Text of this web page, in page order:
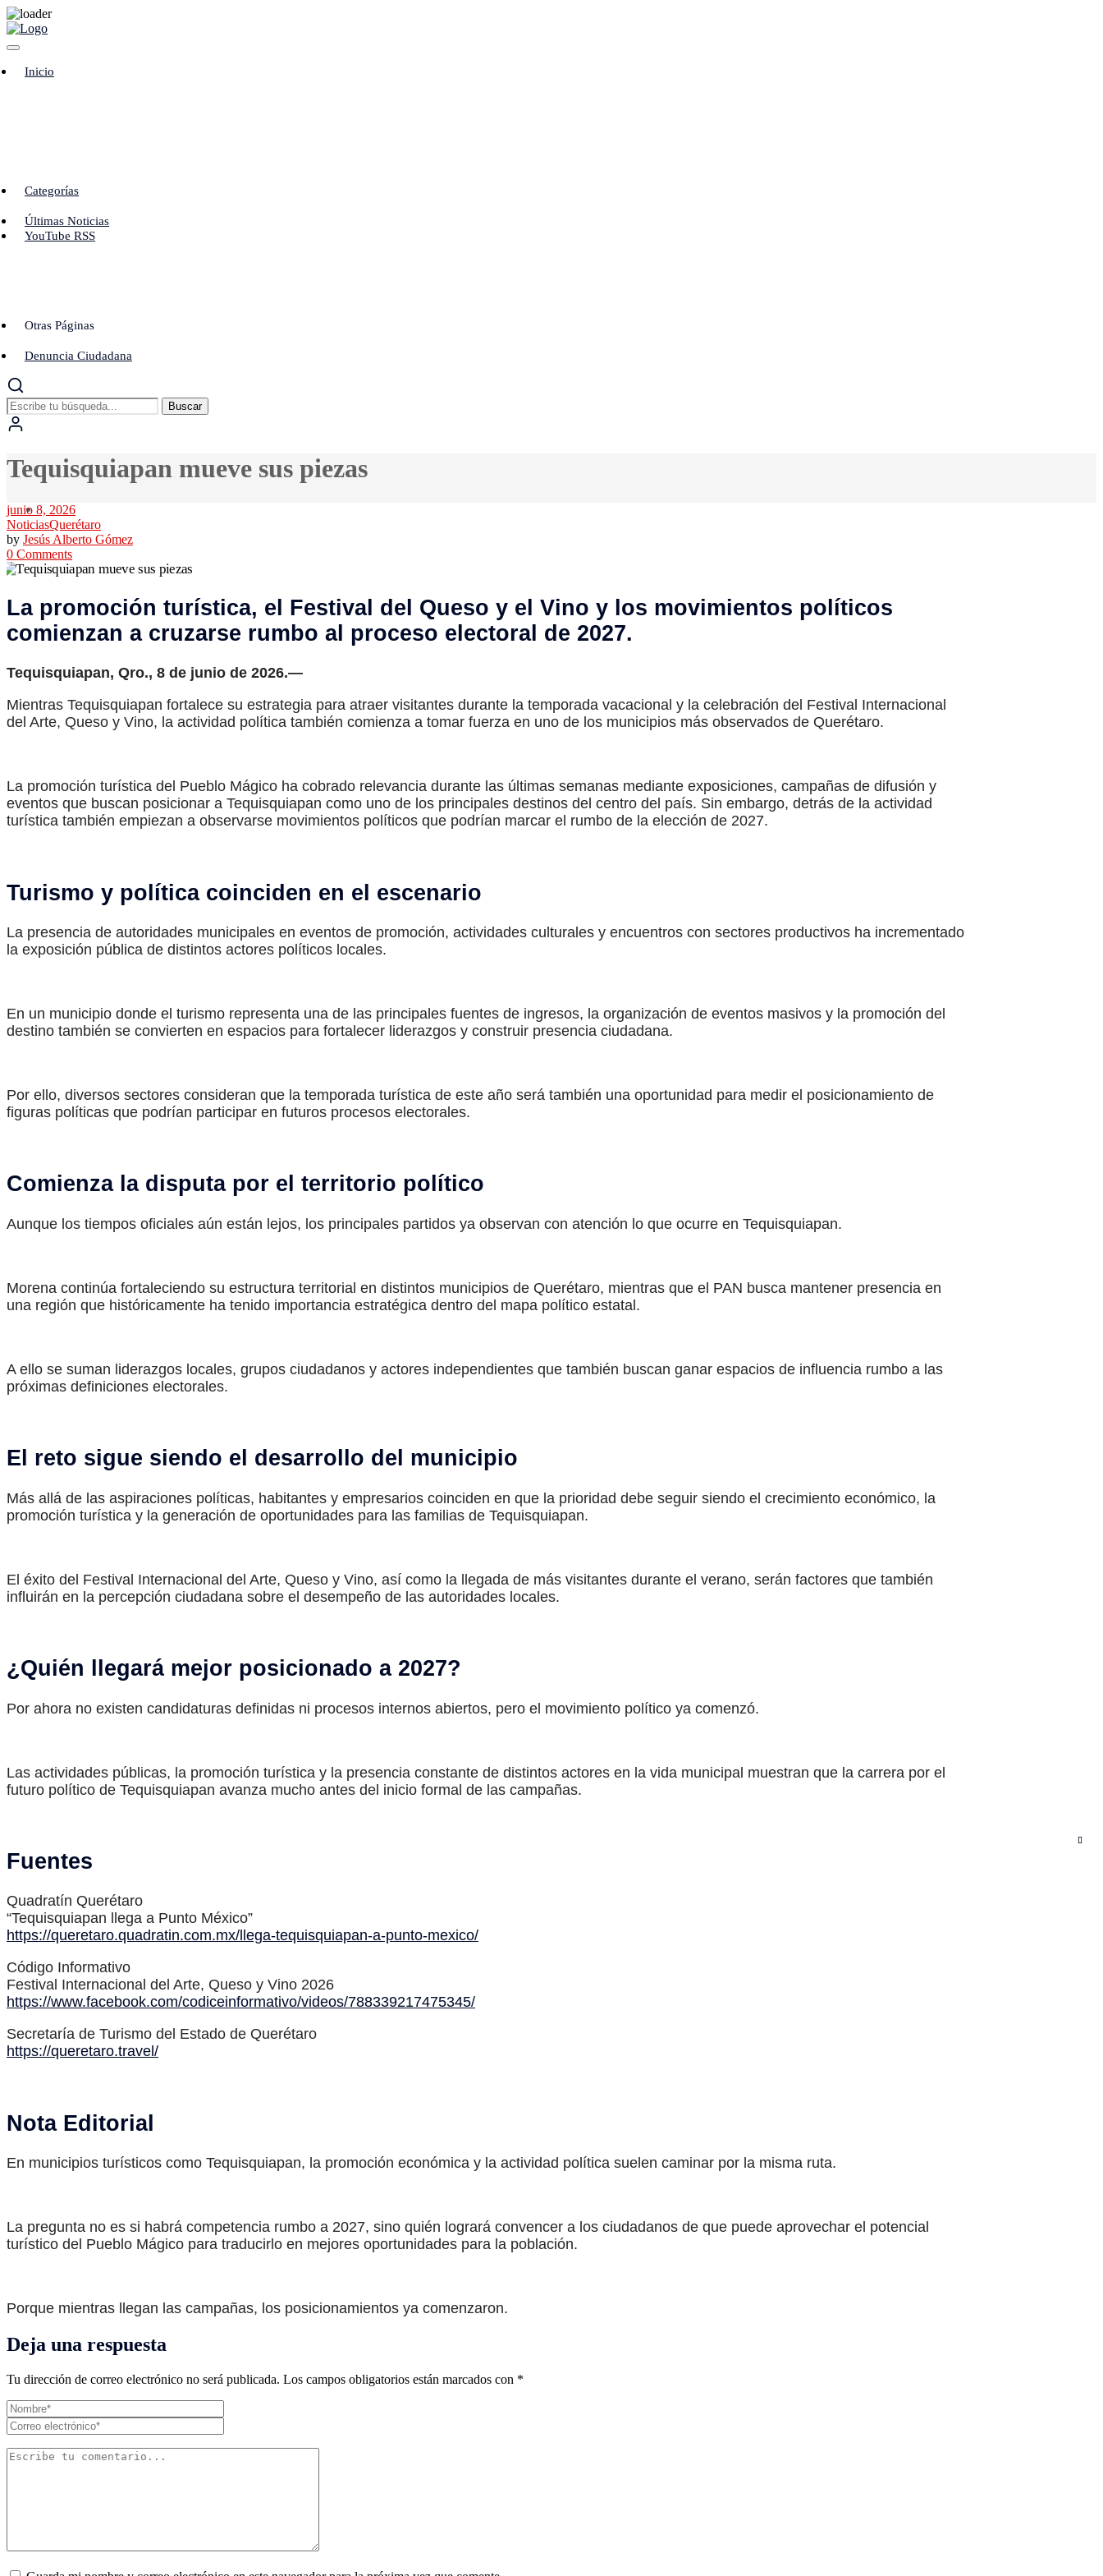
Skip
to
Inicio
Categorías
Últimas Noticias
YouTube RSS
Otras Páginas
Denuncia Ciudadana
Buscar
Tequisquiapan mueve sus piezas
junio 8, 2026
NoticiasQuerétaro
by Jesús Alberto Gómez
0 Comments
La promoción turística, el Festival del Queso y el Vino y los movimientos políticos
comienzan a cruzarse rumbo al proceso electoral de 2027.
Tequisquiapan, Qro., 8 de junio de 2026.—
Mientras Tequisquiapan fortalece su estrategia para atraer visitantes durante la temporada vacacional y la celebración del Festival Internacional
del Arte, Queso y Vino, la actividad política también comienza a tomar fuerza en uno de los municipios más observados de Querétaro.
La promoción turística del Pueblo Mágico ha cobrado relevancia durante las últimas semanas mediante exposiciones, campañas de difusión y
eventos que buscan posicionar a Tequisquiapan como uno de los principales destinos del centro del país. Sin embargo, detrás de la actividad
turística también empiezan a observarse movimientos políticos que podrían marcar el rumbo de la elección de 2027.
Turismo y política coinciden en el escenario
La presencia de autoridades municipales en eventos de promoción, actividades culturales y encuentros con sectores productivos ha incrementado
la exposición pública de distintos actores políticos locales.
En un municipio donde el turismo representa una de las principales fuentes de ingresos, la organización de eventos masivos y la promoción del
destino también se convierten en espacios para fortalecer liderazgos y construir presencia ciudadana.
Por ello, diversos sectores consideran que la temporada turística de este año será también una oportunidad para medir el posicionamiento de
figuras políticas que podrían participar en futuros procesos electorales.
Comienza la disputa por el territorio político
Aunque los tiempos oficiales aún están lejos, los principales partidos ya observan con atención lo que ocurre en Tequisquiapan.
Morena continúa fortaleciendo su estructura territorial en distintos municipios de Querétaro, mientras que el PAN busca mantener presencia en
una región que históricamente ha tenido importancia estratégica dentro del mapa político estatal.
A ello se suman liderazgos locales, grupos ciudadanos y actores independientes que también buscan ganar espacios de influencia rumbo a las
próximas definiciones electorales.
El reto sigue siendo el desarrollo del municipio
Más allá de las aspiraciones políticas, habitantes y empresarios coinciden en que la prioridad debe seguir siendo el crecimiento económico, la
promoción turística y la generación de oportunidades para las familias de Tequisquiapan.
El éxito del Festival Internacional del Arte, Queso y Vino, así como la llegada de más visitantes durante el verano, serán factores que también
influirán en la percepción ciudadana sobre el desempeño de las autoridades locales.
¿Quién llegará mejor posicionado a 2027?
Por ahora no existen candidaturas definidas ni procesos internos abiertos, pero el movimiento político ya comenzó.
Las actividades públicas, la promoción turística y la presencia constante de distintos actores en la vida municipal muestran que la carrera por el
futuro político de Tequisquiapan avanza mucho antes del inicio formal de las campañas.
Fuentes
Quadratín Querétaro
“Tequisquiapan llega a Punto México”
https://queretaro.quadratin.com.mx/llega-tequisquiapan-a-punto-mexico/
Código Informativo
Festival Internacional del Arte, Queso y Vino 2026
https://www.facebook.com/codiceinformativo/videos/788339217475345/
Secretaría de Turismo del Estado de Querétaro
https://queretaro.travel/
Nota Editorial
En municipios turísticos como Tequisquiapan, la promoción económica y la actividad política suelen caminar por la misma ruta.
La pregunta no es si habrá competencia rumbo a 2027, sino quién logrará convencer a los ciudadanos de que puede aprovechar el potencial
turístico del Pueblo Mágico para traducirlo en mejores oportunidades para la población.
Porque mientras llegan las campañas, los posicionamientos ya comenzaron.
Deja una respuesta
Tu dirección de correo electrónico no será publicada. Los campos obligatorios están marcados con *